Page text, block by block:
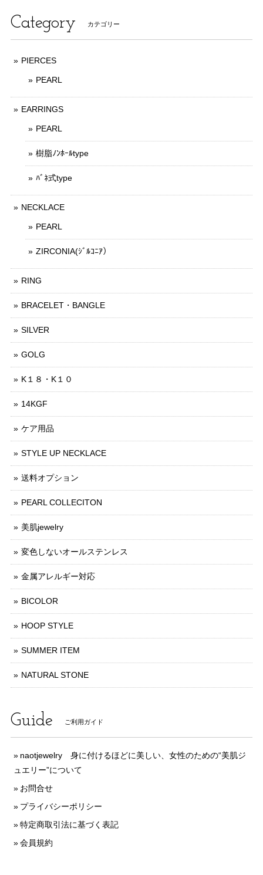
Category カテゴリー
PIERCES
PEARL
EARRINGS
PEARL
樹脂ﾉﾝﾎｰﾙtype
ﾊﾞﾈ式type
NECKLACE
PEARL
ZIRCONIA(ｼﾞﾙｺﾆｱ）
RING
BRACELET・BANGLE
SILVER
GOLG
K１８・K１０
14KGF
ケア用品
STYLE UP NECKLACE
送料オプション
PEARL COLLECITON
美肌jewelry
変色しないオールステンレス
金属アレルギー対応
BICOLOR
HOOP STYLE
SUMMER ITEM
NATURAL STONE
Guide ご利用ガイド
naotjewelry 身に付けるほどに美しい、女性のための“美肌ジ
ュエリー”について
お問合せ
プライバシーポリシー
特定商取引法に基づく表記
会員規約